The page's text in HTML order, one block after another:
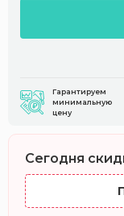
Гарантируем
минимальную
цену
Сегодня